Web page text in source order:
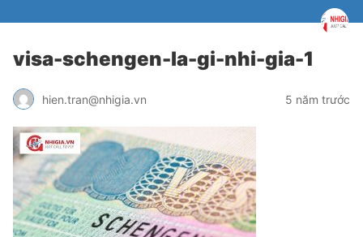
visa-schengen-la-gi-nhi-gia-1
hien.tran@nhigia.vn 5 năm trước